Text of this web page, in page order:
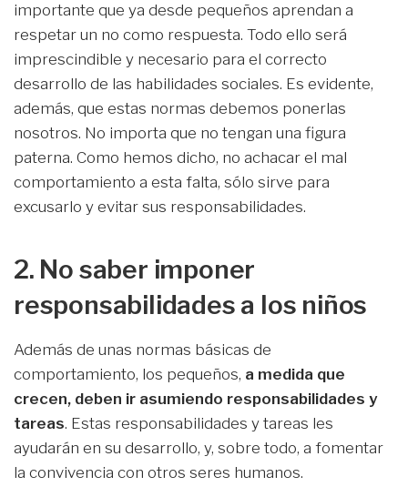
importante que ya desde pequeños aprendan a
respetar un no como respuesta. Todo ello será
imprescindible y necesario para el correcto
desarrollo de las habilidades sociales. Es evidente,
además, que estas normas debemos ponerlas
nosotros. No importa que no tengan una figura
paterna. Como hemos dicho, no achacar el mal
comportamiento a esta falta, sólo sirve para
excusarlo y evitar sus responsabilidades.
2. No saber imponer
responsabilidades a los niños
Además de unas normas básicas de
comportamiento, los pequeños, a medida que
crecen, deben ir asumiendo responsabilidades y
tareas. Estas responsabilidades y tareas les
ayudarán en su desarrollo, y, sobre todo, a fomentar
la convivencia con otros seres humanos.